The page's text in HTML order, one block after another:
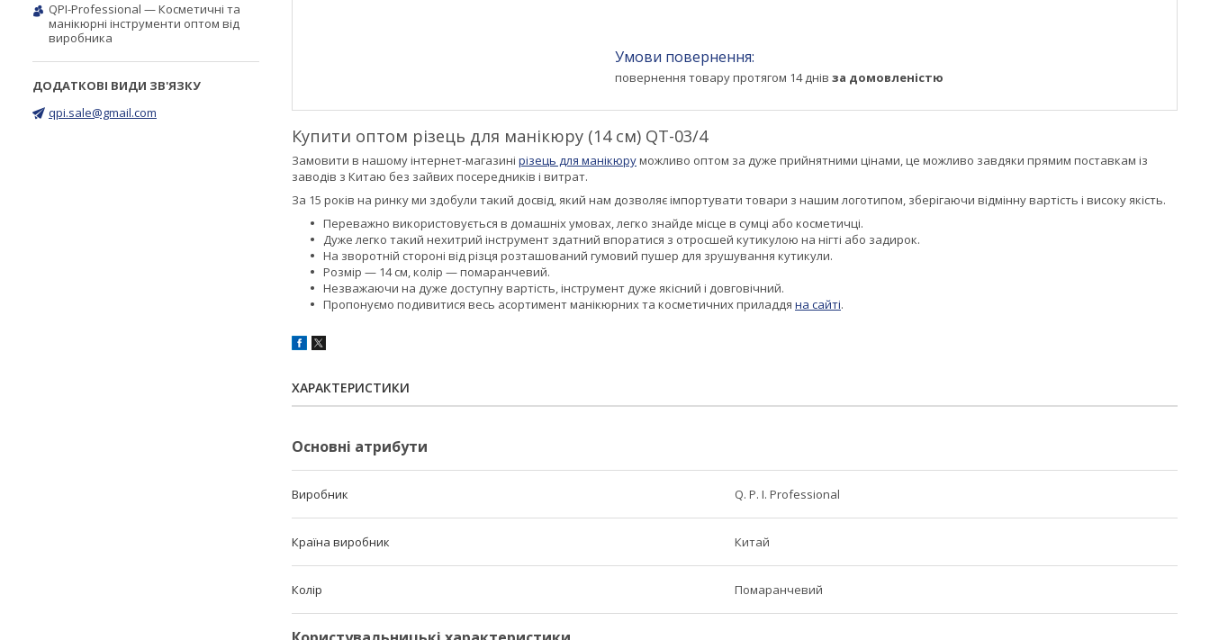
повернення товару протягом 14 днів за домовленістю
Купити оптом різець для манікюру (14 см) QT-03/4
Замовити в нашому інтернет-магазині різець для манікюруможливо оптом за дуже прийнятними цінами, це можливо завдяки прямим поставкам із
заводів з Китаю без зайвих посередників і витрат.
За 15 років на ринку ми здобули такий досвід, який нам дозволяє імпортувати товари з нашим логотипом, зберігаючи відмінну вартість і високу якість.
Переважно використовується в домашніх умовах, легко знайде місце в сумці або косметичці.
Дуже легко такий нехитрий інструмент здатний впоратися з отросшей кутикулою на нігті або задирок.
На зворотній стороні від різця розташований гумовий пушер для зрушування кутикули.
Розмір — 14 см, колір — помаранчевий.
Незважаючи на дуже доступну вартість, інструмент дуже якісний і довговічний.
Пропонуємо подивитися весь асортимент манікюрних та косметичних приладдя на сайті.
ХАРАКТЕРИСТИКИ
Основні атрибути
Виробник Q. P. I. Professional
Країна виробник Китай
Колір Помаранчевий
QPI-Professional — Косметичні та
манікюрні інструменти оптом від
виробника
qpi.sale@gmail.com